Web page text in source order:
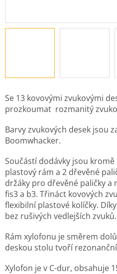
Se 13 kovovými zvukovými
prozkoumat rozmanitý
Barvy zvukových desek jsou
Boomwhacker.
Součástí dodávky jsou
plastový rám a 2 dřevěné
držáky pro dřevěné paličky a
fis3 a b3. Třináct kovových
flexibilní plastové kolíčky.
bez rušivých vedlejších zvuků.
Rám xylofonu je směrem
deskou stolu tvoří
Xylofon je v C-dur, obsahuje